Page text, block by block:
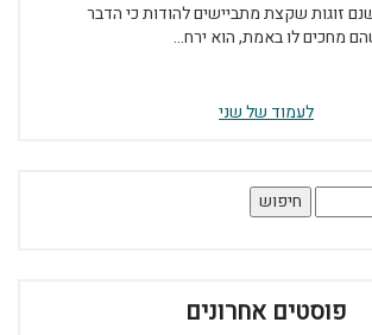
זוגות שקצת מתביישים להודות כי הדבר
מחכים לו באמת, הוא ירח...
לעמוד של שני
פוסטים אחרונים